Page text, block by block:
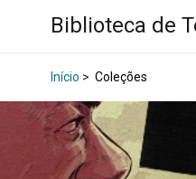
Biblioteca de
Início > Coleções